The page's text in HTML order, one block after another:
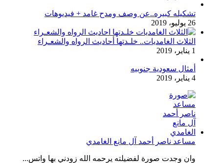
تشكيله كبيره..عن وصف ومدح غامد + فيديوهات
26 يوليو، 2019
الثلاث الغامديات.. خلـدتها أحاديث الرواه والشعـراء
1 يناير، 2019
أمثال سعودية جنوبيه
4 يناير، 2019
مساعد ناصر أحمد آل مانع الغامدي
وان وجدت صورة لفضيلته يرحمه الله زودني بها واتس...